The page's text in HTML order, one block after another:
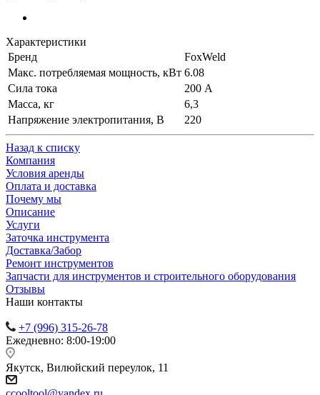
Характеристики
Бренд
FoxWeld
Макс. потребляемая мощность, кВт 6.08
Сила тока
200 А
Масса, кг
6,3
Напряжение электропитания, В
220
Назад к списку
Компания
Условия аренды
Оплата и доставка
Почему мы
Описание
Услуги
Заточка инструмента
Доставка/Забор
Ремонт инструментов
Запчасти для инструментов и строительного оборудования
Отзывы
Наши контакты
+7 (996) 315-26-78
Ежедневно: 8:00-19:00
Якутск, Вилюйский переулок, 11